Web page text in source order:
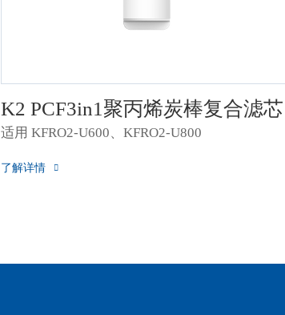
K2 PCF3in1聚丙烯炭棒复合滤芯
适用 KFRO2-U600、KFRO2-U800
了解详情